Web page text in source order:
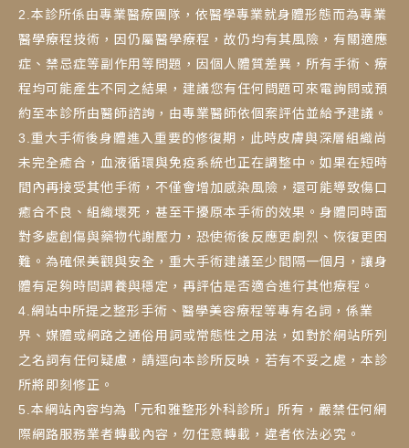
2.本診所係由專業醫療團隊，依醫學專業就身體形態而為專業
醫學療程技術，因仍屬醫學療程，故仍均有其風險，有關適應
症、禁忌症等副作用等問題，因個人體質差異，所有手術、療
程均可能產生不同之結果，建議您有任何問題可來電詢問或預
約至本診所由醫師諮詢，由專業醫師依個案評估並給予建議。
3.重大手術後身體進入重要的修復期，此時皮膚與深層組織尚
未完全癒合，血液循環與免疫系統也正在調整中。如果在短時
間內再接受其他手術，不僅會增加感染風險，還可能導致傷口
癒合不良、組織壞死，甚至干擾原本手術的效果。身體同時面
對多處創傷與藥物代謝壓力，恐使術後反應更劇烈、恢復更困
難。為確保美觀與安全，重大手術建議至少間隔一個月，讓身
體有足夠時間調養與穩定，再評估是否適合進行其他療程。
4.網站中所提之整形手術、醫學美容療程等專有名詞，係業
界、媒體或網路之通俗用詞或常態性之用法，如對於網站所列
之名詞有任何疑慮，請逕向本診所反映，若有不妥之處，本診
所將即刻修正。
5.本網站內容均為「元和雅整形外科診所」所有，嚴禁任何網
際網路服務業者轉載內容，勿任意轉載，違者依法必究。